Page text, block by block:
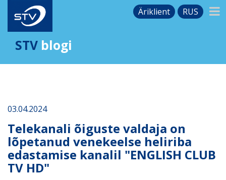
Äriklient RUS
STV blogi
03.04.2024
Telekanali õiguste valdaja on
lõpetanud venekeelse heliriba
edastamise kanalil "ENGLISH CLUB
TV HD"